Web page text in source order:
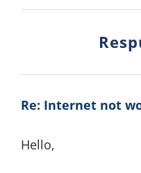
Re: Internet not
Hello,